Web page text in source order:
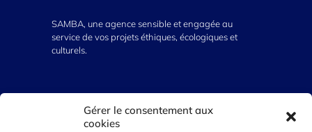
Gérer le consentement aux
cookies
SAMBA, une agence sensible et engagée au
service de vos projets éthiques, écologiques et
culturels.